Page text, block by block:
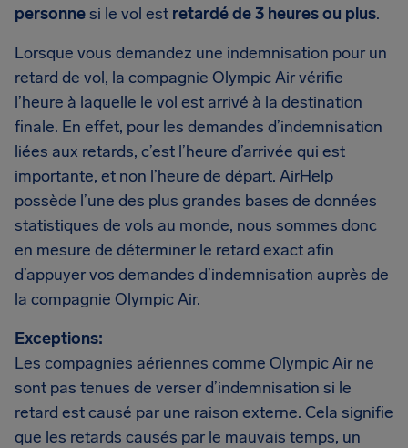
personnesi le vol est retardé de 3 heures ou plus.
Lorsque vous demandez une indemnisation pour un
retard de vol, la compagnie Olympic Air vérifie
l’heure à laquelle le vol est arrivé à la destination
finale. En effet, pour les demandes d’indemnisation
liées aux retards, c’est l’heure d’arrivée qui est
importante, et non l’heure de départ. AirHelp
possède l’une des plus grandes bases de données
statistiques de vols au monde, nous sommes donc
en mesure de déterminer le retard exact afin
d’appuyer vos demandes d’indemnisation auprès de
la compagnie Olympic Air.
Exceptions:
Les compagnies aériennes comme Olympic Air ne
sont pas tenues de verser d’indemnisation si le
retard est causé par une raison externe. Cela signifie
que les retards causés par le mauvais temps, un